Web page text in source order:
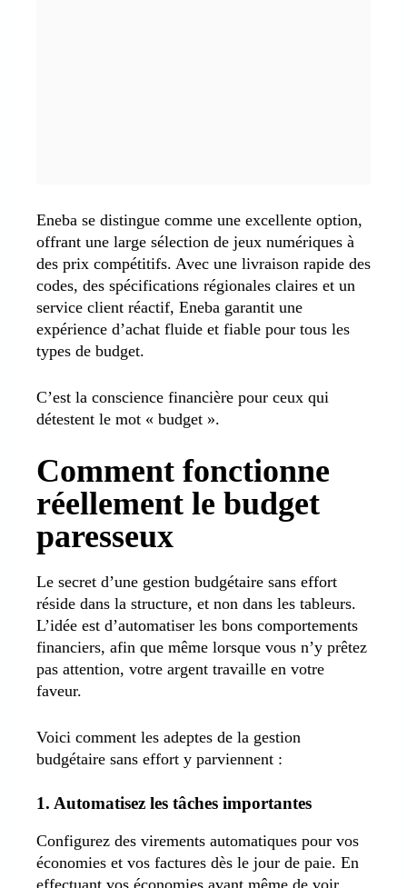
Eneba se distingue comme une excellente option,
offrant une large sélection de jeux numériques à
des prix compétitifs. Avec une livraison rapide des
codes, des spécifications régionales claires et un
service client réactif, Eneba garantit une
expérience d’achat fluide et fiable pour tous les
types de budget.
C’est la conscience financière pour ceux qui
détestent le mot « budget ».
Comment fonctionne
réellement le budget
paresseux
Le secret d’une gestion budgétaire sans effort
réside dans la structure, et non dans les tableurs.
L’idée est d’automatiser les bons comportements
financiers, afin que même lorsque vous n’y prêtez
pas attention, votre argent travaille en votre
faveur.
Voici comment les adeptes de la gestion
budgétaire sans effort y parviennent :
1. Automatisez les tâches importantes
Configurez des virements automatiques pour vos
économies et vos factures dès le jour de paie. En